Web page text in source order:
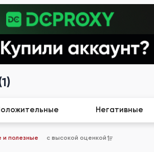
Негативные
и полезные с высокой оценкой